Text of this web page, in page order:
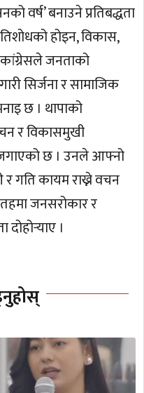
वर्ष’ बनाउने प्रतिबद्धता
होइन, विकास,
जनताको
सिर्जना र सामाजिक
छ । थापाको
र विकासमुखी
जगाएको छ । उनले आफ्नो
र गति कायम राख्ने वचन
तहमा जनसरोकार र
दोहोर्‍याए ।